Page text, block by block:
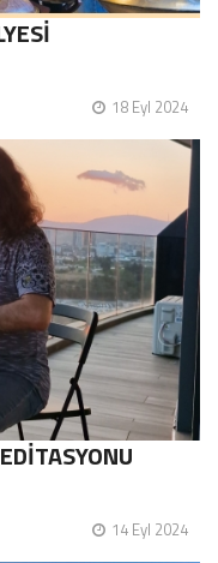
18 Eyl 2024
14 Eyl 2024